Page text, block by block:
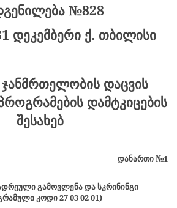
№828
დეკემბერი ქ. თბილისი
დაცვის
დამტკიცების
შესახებ
დანართი №1
გამოვლენა და სკრინინგი
კოდი 27 03 02 01)